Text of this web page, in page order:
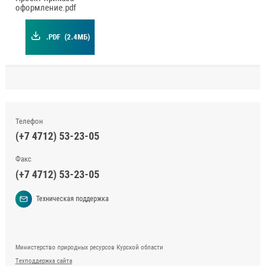
оформление.pdf
.PDF (2.4МБ)
Телефон
(+7 4712) 53-23-05
Факс
(+7 4712) 53-23-05
Техническая поддержка
Министерство природных ресурсов Курской области
Техподдержка сайта